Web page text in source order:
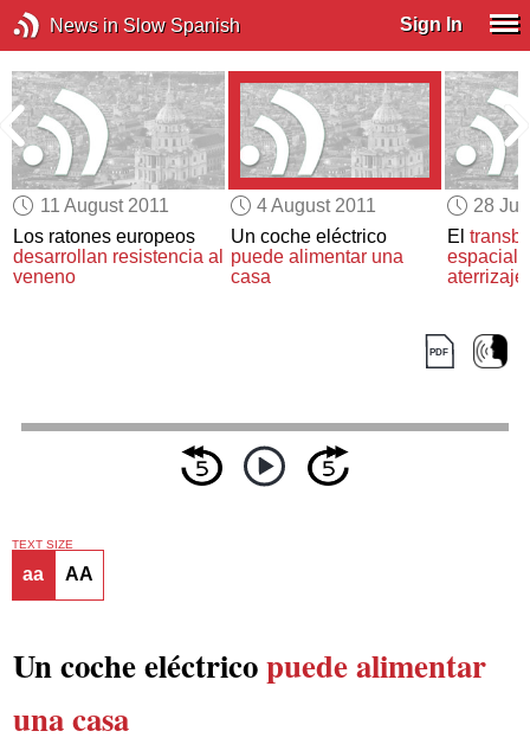
News in Slow Spanish Sign In
11 August 2011
Los ratones europeos
desarrollan resistencia al
veneno
4 August 2011
Un coche eléctrico
puede alimentar una
casa
28
El
espacial
aterrizaje
TEXT SIZE
aa AA
Un coche eléctricopuede alimentar
una casa